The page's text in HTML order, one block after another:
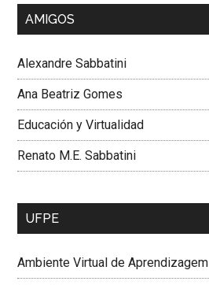
AMIGOS
Alexandre Sabbatini
Ana Beatriz Gomes
Educación y Virtualidad
Renato M.E. Sabbatini
UFPE
Ambiente Virtual de Aprendizagem